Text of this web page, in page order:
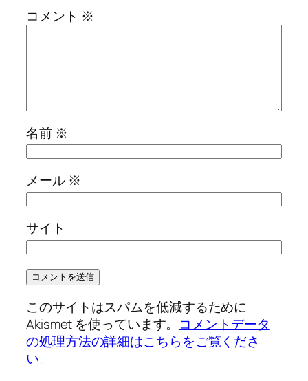
コメント ※
名前 ※
メール ※
サイト
このサイトはスパムを低減するために
Akismet を使っています。 コメントデータ
の処理方法の詳細はこちらをご覧くださ
い。